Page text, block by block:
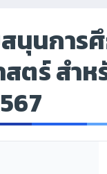
นุนการ
ตร์ สำ